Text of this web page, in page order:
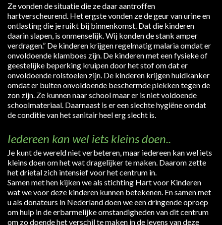
Ze vonden de situatie die ze daar aantroffen
hartverscheurend. Het ergste vonden ze de geur van urine en
ontlasting die je ruikt bij binnenkomst. Dat die kinderen
daarin slapen, is onmenselijk. Wij konden de stank amper
verdragen.” De kinderen krijgen regelmatig malaria omdat er
onvoldoende klamboes zijn. De kinderen met een fysieke of
geestelijke beperking kruipen door het stof om dat er
onvoldoende rolstoelen zijn. De kinderen krijgen huidkanker
omdat er buiten onvoldoende beschermde plekken tegen de
zon zijn. Ze kunnen naar school maar er is niet voldoende
schoolmateriaal. Daarnaast is er een slechte hygiëne omdat
de conditie van het sanitair heel erg slecht is.
Iedereen kan wel iets kleins doen..
Je kunt de wereld niet verbeteren, maar iedereen kan wel iets
kleins doen om het wat dragelijker te maken. Daarom zette
het drietal zich intensief voor het centrum in.
Samen met hen kijken we als stichting Hart voor Kinderen
wat we voor deze kinderen kunnen betekenen. En samen met
u als donateurs in Nederland doen we een dringende oproep
om hulp in de erbarmelijke omstandigheden van dit centrum
om zo doende het verschil te maken in de levens van deze